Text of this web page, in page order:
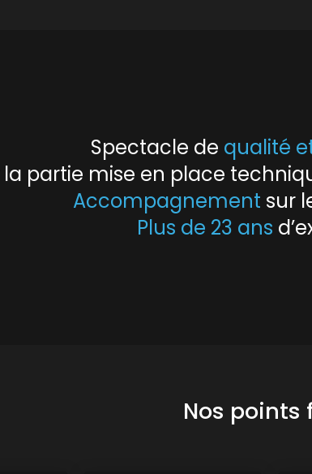
Spectacle de qualité
la partie mise en place
Accompagnement sur
Plus de 23 ans
Nos points